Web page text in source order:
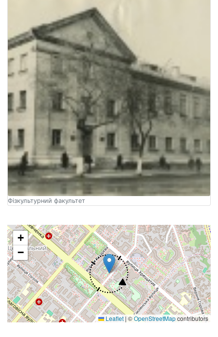
Фізкультурний факультет
+
−
Leaflet | ©OpenStreetMapcontributors